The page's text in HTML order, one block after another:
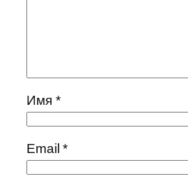
Имя *
Email*